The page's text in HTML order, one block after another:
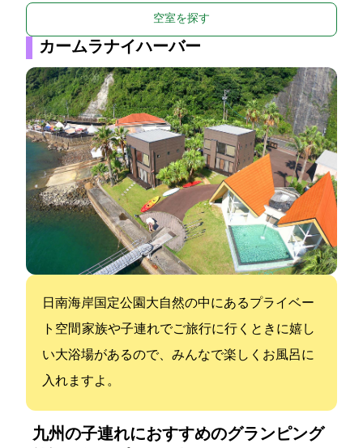
空室を探す
カームラナイハーバー
日南海岸国定公園大自然の中にあるプライベー
ト空間 家族や子連れでご旅行に行くときに嬉し
い大浴場があるので、みんなで楽しくお風呂に
入れますよ。
九州の子連れにおすすめのグランピング